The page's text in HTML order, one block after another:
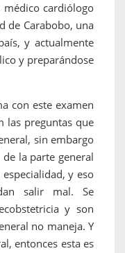
médico cardiólogo
de Carabobo, una
y actualmente
y preparándose
con este examen
las preguntas que
sin embargo
la parte general
y eso
salir mal. Se
y son
no maneja. Y
entonces esta es